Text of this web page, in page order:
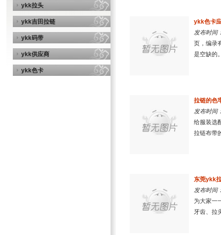
ykk拉头
ykk吉田拉链
ykk码带
ykk供应商
ykk色卡
ykk色卡
发布时间
页，编录
是空缺的
拉链的色
发布时间
给服装选
拉链布带
东莞ykk
发布时间
为大家一
牙齿、拉